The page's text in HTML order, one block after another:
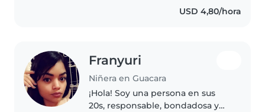
USD 4,80/hora
Franyuri
Niñera en Guacara
¡Hola! Soy una persona en sus
20s, responsable, bondadosa y